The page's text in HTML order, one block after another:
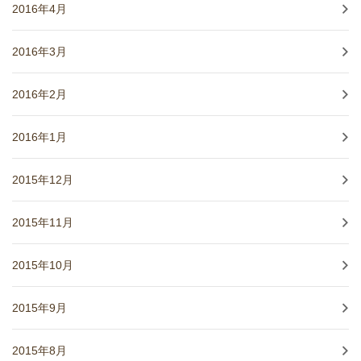
2016年4月
2016年3月
2016年2月
2016年1月
2015年12月
2015年11月
2015年10月
2015年9月
2015年8月